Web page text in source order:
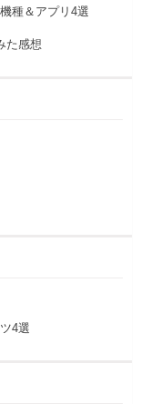
種＆アプリ4選
た感想
4選